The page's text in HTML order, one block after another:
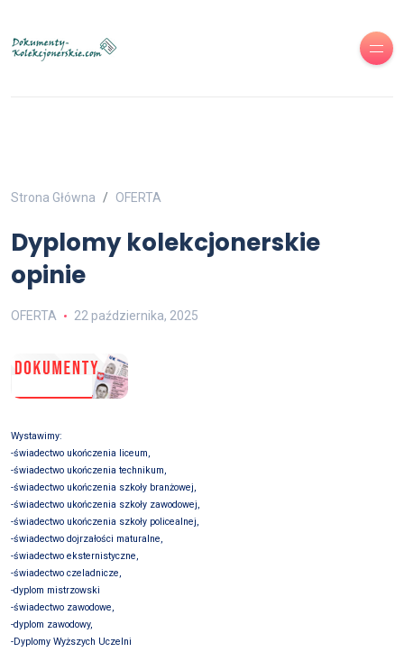
Strona Główna OFERTA
Dyplomy kolekcjonerskie
opinie
OFERTA 22 października, 2025
Wystawimy:
-świadectwo ukończenia liceum,
-świadectwo ukończenia technikum,
-świadectwo ukończenia szkoły branżowej,
-świadectwo ukończenia szkoły zawodowej,
-świadectwo ukończenia szkoły policealnej,
-świadectwo dojrzałości maturalne,
-świadectwo eksternistyczne,
-świadectwo czeladnicze,
-dyplom mistrzowski
-świadectwo zawodowe,
-dyplom zawodowy,
-Dyplomy Wyższych Uczelni